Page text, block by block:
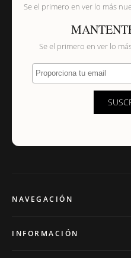
Se el primero en ver lo más
Se el primero en ver lo
Proporciona tu email
NAVEGACIÓN
INFORMACIÓN